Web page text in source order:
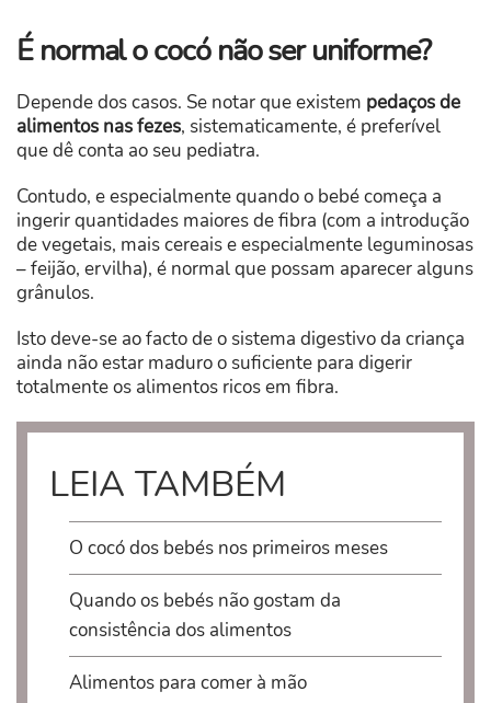
É normal o cocó não ser uniforme?
Depende dos casos. Se notar que existem pedaços de
alimentos nas fezes, sistematicamente, é preferível
que dê conta ao seu pediatra.
Contudo, e especialmente quando o bebé começa a
ingerir quantidades maiores de fibra (com a introdução
de vegetais, mais cereais e especialmente leguminosas
– feijão, ervilha), é normal que possam aparecer alguns
grânulos.
Isto deve-se ao facto de o sistema digestivo da criança
ainda não estar maduro o suficiente para digerir
totalmente os alimentos ricos em fibra.
LEIA TAMBÉM
O cocó dos bebés nos primeiros meses
Quando os bebés não gostam da
consistência dos alimentos
Alimentos para comer à mão